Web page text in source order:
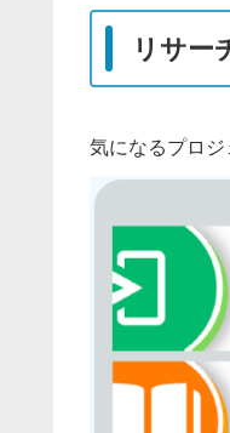
リサー
気になるプロジ